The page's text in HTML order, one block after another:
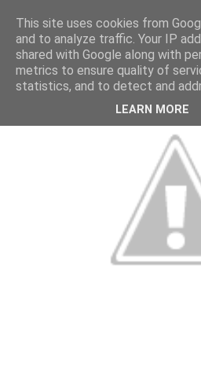
This site uses cookies from
and to analyze traffic. Your IP
shared with Google along with
metrics to ensure quality of
statistics, and to detect and
LEARN MORE